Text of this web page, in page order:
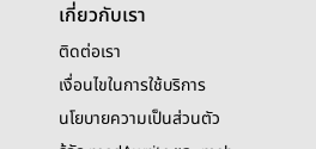
เกี่ยวกับเรา
ติดต่อเรา
เงื่อนไขในการใช้บริการ
นโยบายความเป็นส่วนตัว